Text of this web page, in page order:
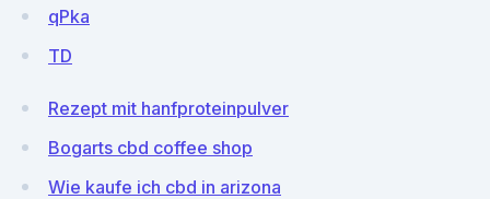
qPka
TD
Rezept mit hanfproteinpulver
Bogarts cbd coffee shop
Wie kaufe ich cbd in arizona